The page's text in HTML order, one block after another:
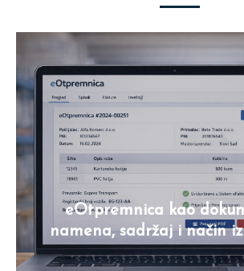
eOtpremnica kao
namena, sadržaj i način